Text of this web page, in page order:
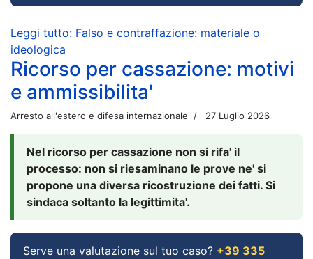
Leggi tutto: Falso e contraffazione: materiale o
ideologica
Ricorso per cassazione: motivi
e ammissibilita'
Arresto all'estero e difesa internazionale 27 Luglio 2026
Nel ricorso per cassazione non si rifa' il
processo: non si riesaminano le prove ne' si
propone una diversa ricostruzione dei fatti. Si
sindaca soltanto la legittimita'.
Serve una valutazione sul tuo caso? +39 335